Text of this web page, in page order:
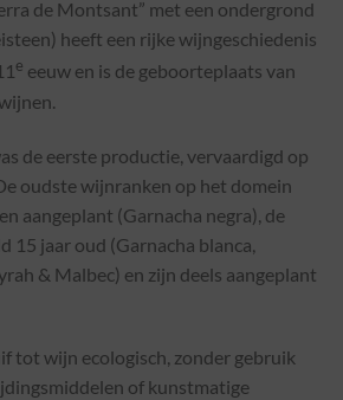
de Montsant” met een ondergrond
heeft een rijke wijngeschiedenis
e eeuw en is de geboorteplaats van
de eerste productie, vervaardigd op
oudste wijnranken op het domein
aangeplant (Garnacha negra), de
15 jaar oud (Garnacha blanca,
& Malbec) en zijn deels aangeplant
tot wijn ecologisch, zonder gebruik
of kunstmatige